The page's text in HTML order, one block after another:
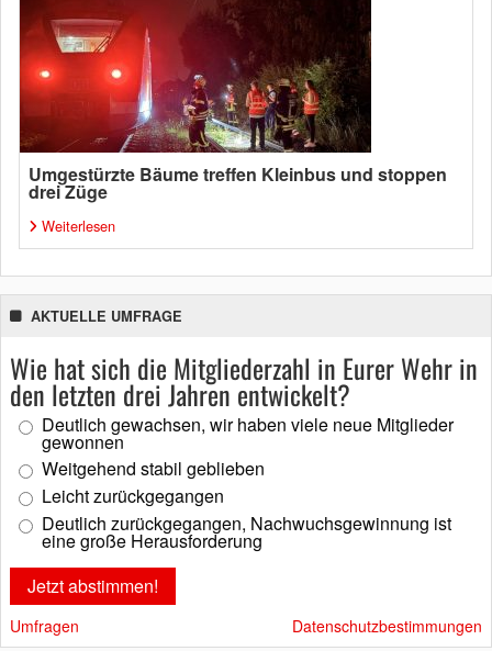
Umgestürzte Bäume treffen Kleinbus und stoppen
drei Züge
Weiterlesen
AKTUELLE UMFRAGE
Wie hat sich die Mitgliederzahl in Eurer Wehr in
den letzten drei Jahren entwickelt?
Deutlich gewachsen, wir haben viele neue Mitglieder
gewonnen
Weitgehend stabil geblieben
Leicht zurückgegangen
Deutlich zurückgegangen, Nachwuchsgewinnung ist
eine große Herausforderung
Umfragen Datenschutzbestimmungen